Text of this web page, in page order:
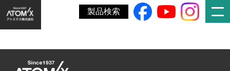
製品検索
ホーム» 執行役員制度の導入に関するお知らせ